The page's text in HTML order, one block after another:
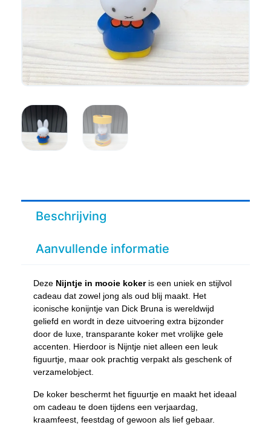
Beschrijving
Aanvullende informatie
Deze Nijntje in mooie kokeris een uniek en stijlvol
cadeau dat zowel jong als oud blij maakt. Het
iconische konijntje van Dick Bruna is wereldwijd
geliefd en wordt in deze uitvoering extra bijzonder
door de luxe, transparante koker met vrolijke gele
accenten. Hierdoor is Nijntje niet alleen een leuk
figuurtje, maar ook prachtig verpakt als geschenk of
verzamelobject.
De koker beschermt het figuurtje en maakt het ideaal
om cadeau te doen tijdens een verjaardag,
kraamfeest, feestdag of gewoon als lief gebaar.